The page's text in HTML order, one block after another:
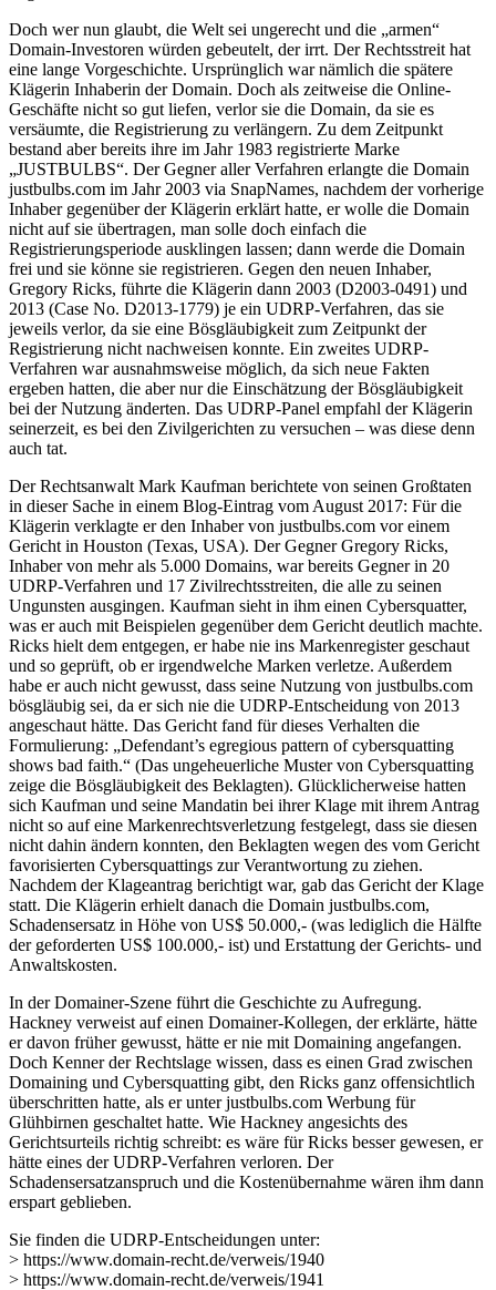
Doch wer nun glaubt, die Welt sei ungerecht und die „armen“
Domain-Investoren würden gebeutelt, der irrt. Der Rechtsstreit hat
eine lange Vorgeschichte. Ursprünglich war nämlich die spätere
Klägerin Inhaberin der Domain. Doch als zeitweise die Online-
Geschäfte nicht so gut liefen, verlor sie die Domain, da sie es
versäumte, die Registrierung zu verlängern. Zu dem Zeitpunkt
bestand aber bereits ihre im Jahr 1983 registrierte Marke
„JUSTBULBS“. Der Gegner aller Verfahren erlangte die Domain
justbulbs.com im Jahr 2003 via SnapNames, nachdem der vorherige
Inhaber gegenüber der Klägerin erklärt hatte, er wolle die Domain
nicht auf sie übertragen, man solle doch einfach die
Registrierungsperiode ausklingen lassen; dann werde die Domain
frei und sie könne sie registrieren. Gegen den neuen Inhaber,
Gregory Ricks, führte die Klägerin dann 2003 (D2003-0491) und
2013 (Case No. D2013-1779) je ein UDRP-Verfahren, das sie
jeweils verlor, da sie eine Bösgläubigkeit zum Zeitpunkt der
Registrierung nicht nachweisen konnte. Ein zweites UDRP-
Verfahren war ausnahmsweise möglich, da sich neue Fakten
ergeben hatten, die aber nur die Einschätzung der Bösgläubigkeit
bei der Nutzung änderten. Das UDRP-Panel empfahl der Klägerin
seinerzeit, es bei den Zivilgerichten zu versuchen – was diese denn
auch tat.
Der Rechtsanwalt Mark Kaufman berichtete von seinen Großtaten
in dieser Sache in einem Blog-Eintrag vom August 2017: Für die
Klägerin verklagte er den Inhaber von justbulbs.com vor einem
Gericht in Houston (Texas, USA). Der Gegner Gregory Ricks,
Inhaber von mehr als 5.000 Domains, war bereits Gegner in 20
UDRP-Verfahren und 17 Zivilrechtsstreiten, die alle zu seinen
Ungunsten ausgingen. Kaufman sieht in ihm einen Cybersquatter,
was er auch mit Beispielen gegenüber dem Gericht deutlich machte.
Ricks hielt dem entgegen, er habe nie ins Markenregister geschaut
und so geprüft, ob er irgendwelche Marken verletze. Außerdem
habe er auch nicht gewusst, dass seine Nutzung von justbulbs.com
bösgläubig sei, da er sich nie die UDRP-Entscheidung von 2013
angeschaut hätte. Das Gericht fand für dieses Verhalten die
Formulierung: „Defendant’s egregious pattern of cybersquatting
shows bad faith.“ (Das ungeheuerliche Muster von Cybersquatting
zeige die Bösgläubigkeit des Beklagten). Glücklicherweise hatten
sich Kaufman und seine Mandatin bei ihrer Klage mit ihrem Antrag
nicht so auf eine Markenrechtsverletzung festgelegt, dass sie diesen
nicht dahin ändern konnten, den Beklagten wegen des vom Gericht
favorisierten Cybersquattings zur Verantwortung zu ziehen.
Nachdem der Klageantrag berichtigt war, gab das Gericht der Klage
statt. Die Klägerin erhielt danach die Domain justbulbs.com,
Schadensersatz in Höhe von US$ 50.000,- (was lediglich die Hälfte
der geforderten US$ 100.000,- ist) und Erstattung der Gerichts- und
Anwaltskosten.
In der Domainer-Szene führt die Geschichte zu Aufregung.
Hackney verweist auf einen Domainer-Kollegen, der erklärte, hätte
er davon früher gewusst, hätte er nie mit Domaining angefangen.
Doch Kenner der Rechtslage wissen, dass es einen Grad zwischen
Domaining und Cybersquatting gibt, den Ricks ganz offensichtlich
überschritten hatte, als er unter justbulbs.com Werbung für
Glühbirnen geschaltet hatte. Wie Hackney angesichts des
Gerichtsurteils richtig schreibt: es wäre für Ricks besser gewesen, er
hätte eines der UDRP-Verfahren verloren. Der
Schadensersatzanspruch und die Kostenübernahme wären ihm dann
erspart geblieben.
Sie finden die UDRP-Entscheidungen unter:
> https://www.domain-recht.de/verweis/1940
> https://www.domain-recht.de/verweis/1941